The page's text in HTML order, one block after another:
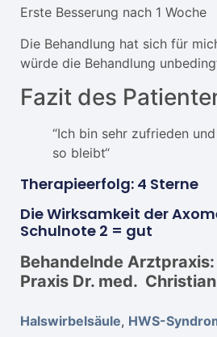
Erste Besserung nach 1 Woche
Die Behandlung hat sich für
würde die Behandlung
Fazit des
“Ich bin sehr zufrieden
so bleibt“
Therapieerfolg: 4 Sterne
Die Wirksamkeit der
Schulnote 2 = gut
Behandelnde
Praxis Dr. med.
Halswirbelsäule, HWS-